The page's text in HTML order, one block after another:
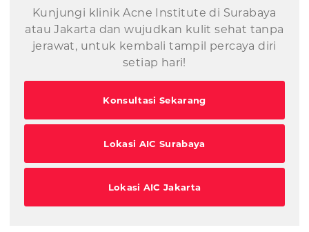
Kunjungi klinik Acne Institute di Surabaya
atau Jakarta dan wujudkan kulit sehat tanpa
jerawat, untuk kembali tampil percaya diri
setiap hari!
Konsultasi Sekarang
Lokasi AIC Surabaya
Lokasi AIC Jakarta